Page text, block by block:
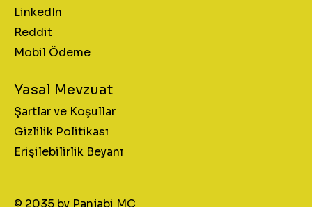
Yasal Mevzuat
Şartlar ve Koşullar
Gizlilik Politikası
Erişilebilirlik Beyanı
LinkedIn
Reddit
Mobil Ödeme
© 2035 by Panjabi MC